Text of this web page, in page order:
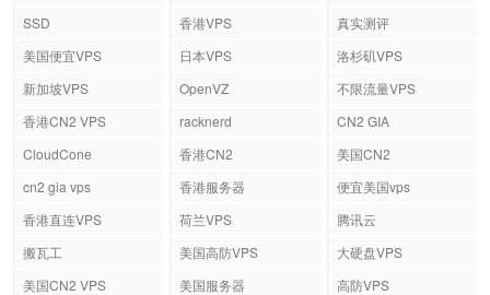
SSD
香港VPS
真实测评
美国便宜VPS
日本VPS
洛杉矶VPS
新加坡VPS
OpenVZ
不限流量VPS
香港CN2 VPS
racknerd
CN2 GIA
CloudCone
香港CN2
美国CN2
cn2 gia vps
香港服务器
便宜美国vps
香港直连VPS
荷兰VPS
腾讯云
搬瓦工
美国高防VPS
大硬盘VPS
美国CN2 VPS
美国服务器
高防VPS